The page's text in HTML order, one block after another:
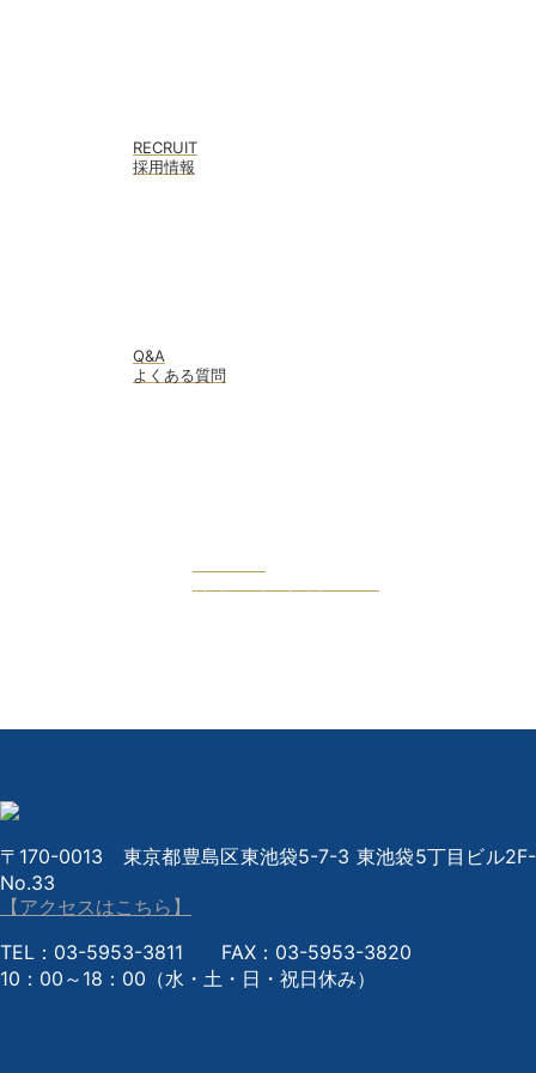
RECRUIT
採用情報
Q&A
よくある質問
〒170-0013 東京都豊島区東池袋5-7-3 東池袋5丁目ビル2F-
No.33
【アクセスはこちら】
TEL：03-5953-3811 FAX：03-5953-3820
10：00～18：00（水・土・日・祝日休み）